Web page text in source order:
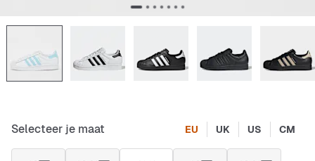
Selecteer je maat EU UK US CM